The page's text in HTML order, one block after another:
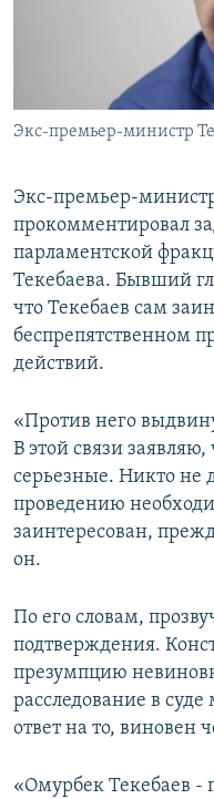
Экс-премьер-министр
Экс-премьер-
прокомментировал
парламентской
Текебаева. Бывший
что Текебаев сам
беспрепятственном
действий.
«Против него
В этой связи
серьезные. Никто не
проведению
заинтересован,
он.
По его словам,
подтверждения.
презумпцию
расследование в
ответ на то, виновен
«Омурбек Текебаев -